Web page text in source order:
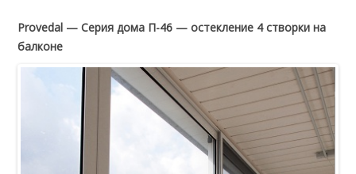
Provedal — Серия дома П-46 — остекление 4 створки на
балконе